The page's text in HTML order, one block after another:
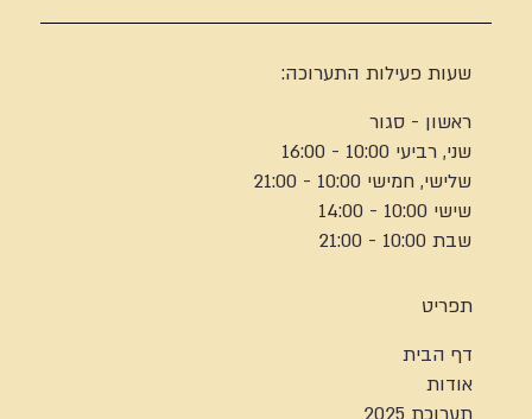
שעות פעילות התערוכה:
ראשון - סגור
שני, רביעי 10:00 - 16:00
שלישי, חמישי 10:00 - 21:00
שישי 10:00 - 14:00
שבת 10:00 - 21:00
תפריט
דף הבית
אודות